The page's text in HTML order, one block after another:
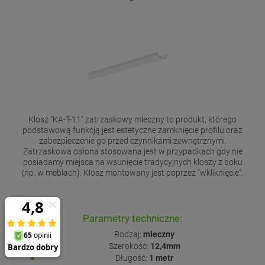
Klosz "KA-T-11" zatrzaskowy mleczny to produkt, którego
podstawową funkcją jest estetyczne zamknięcie profilu oraz
zabezpieczenie go przed czynnikami zewnętrznymi.
Zatrzaskowa osłona stosowana jest w przypadkach gdy nie
posiadamy miejsca na wsunięcie tradycyjnych kloszy z boku
(np. w meblach). Klosz montowany jest poprzez "wkliknięcie".
Parametry techniczne:
Rodzaj: mleczny
Szerokość: 12,4mm
Długość: 1 metr